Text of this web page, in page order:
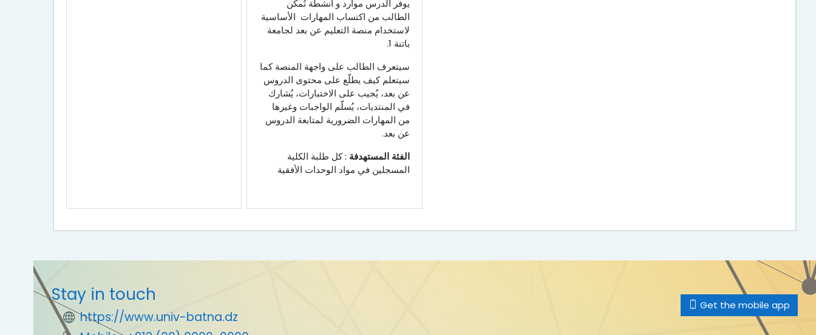
يوفر الدرس موارد و أنشطة تُمكّن
الطالب من اكتساب المهارات الأساسية
لاستخدام منصة التعليم عن بعد لجامعة
باتنة 1.
سيتعرف الطالب على واجهة المنصة كما
سيتعلم كيف يطلّع على محتوى الدروس
عن بعد، يُجيب على الاختبارات، يُشارك
في المنتديات، يُسلّم الواجبات وغيرها
من المهارات الضرورية لمتابعة الدروس
عن بعد.
الفئة المستهدفة : كل طلبة الكلية
المسجلين في مواد الوحدات الأفقية
Stay in touch
https://www.univ-batna.dz
Get the mobile app